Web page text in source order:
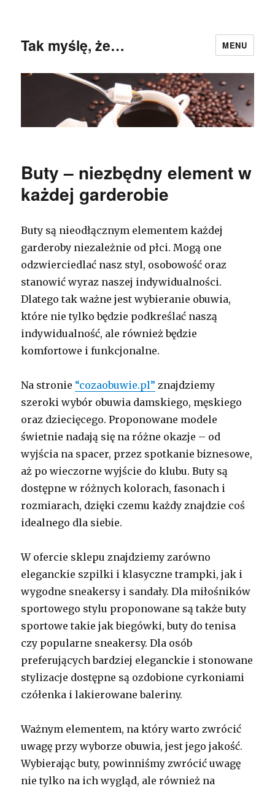
Tak myślę, że… MENU
Buty – niezbędny element w
każdej garderobie
Buty są nieodłącznym elementem każdej
garderoby niezależnie od płci. Mogą one
odzwierciedlać nasz styl, osobowość oraz
stanowić wyraz naszej indywidualności.
Dlatego tak ważne jest wybieranie obuwia,
które nie tylko będzie podkreślać naszą
indywidualność, ale również będzie
komfortowe i funkcjonalne.
Na stronie “cozaobuwie.pl” znajdziemy
szeroki wybór obuwia damskiego, męskiego
oraz dziecięcego. Proponowane modele
świetnie nadają się na różne okazje – od
wyjścia na spacer, przez spotkanie biznesowe,
aż po wieczorne wyjście do klubu. Buty są
dostępne w różnych kolorach, fasonach i
rozmiarach, dzięki czemu każdy znajdzie coś
idealnego dla siebie.
W ofercie sklepu znajdziemy zarówno
eleganckie szpilki i klasyczne trampki, jak i
wygodne sneakersy i sandały. Dla miłośników
sportowego stylu proponowane są także buty
sportowe takie jak biegówki, buty do tenisa
czy popularne sneakersy. Dla osób
preferujących bardziej eleganckie i stonowane
stylizacje dostępne są ozdobione cyrkoniami
czółenka i lakierowane baleriny.
Ważnym elementem, na który warto zwrócić
uwagę przy wyborze obuwia, jest jego jakość.
Wybierając buty, powinniśmy zwrócić uwagę
nie tylko na ich wygląd, ale również na